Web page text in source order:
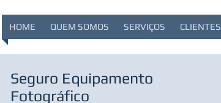
HOME QUEM SOMOS SERVIÇOS CLIENTES
Seguro Equipamento
Fotográfico